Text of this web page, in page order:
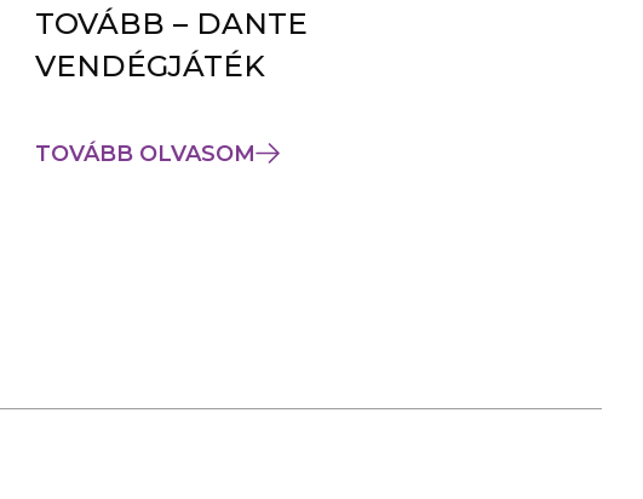
TOVÁBB – DANTE
VENDÉGJÁTÉK
TOVÁBB OLVASOM